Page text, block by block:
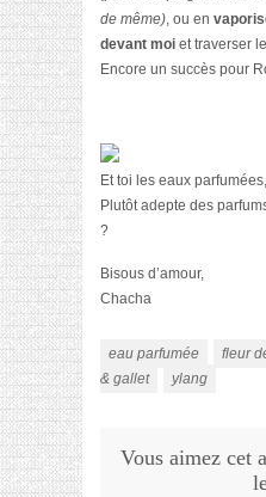
de même), ou en
devant moi et traverser
Encore un succès pour
Et toi les eaux
Plutôt adepte des
?
Bisous d’amour,
Chacha
eau parfumée fleur
& gallet
ylang
Vous aimez cet